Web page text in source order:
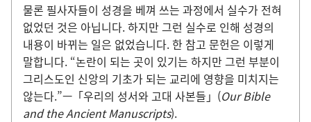
물론 필사자들이 성경을 베껴 쓰는 과정에서 실수가 전혀
없었던 것은 아닙니다. 하지만 그런 실수로 인해 성경의
내용이 바뀌는 일은 없었습니다. 한 참고 문헌은 이렇게
말합니다. “논란이 되는 곳이 있기는 하지만 그런 부분이
그리스도인 신앙의 기초가 되는 교리에 영향을 미치지는
않는다.”—「우리의 성서와 고대 사본들」(Our Bible
and the Ancient Manuscripts).